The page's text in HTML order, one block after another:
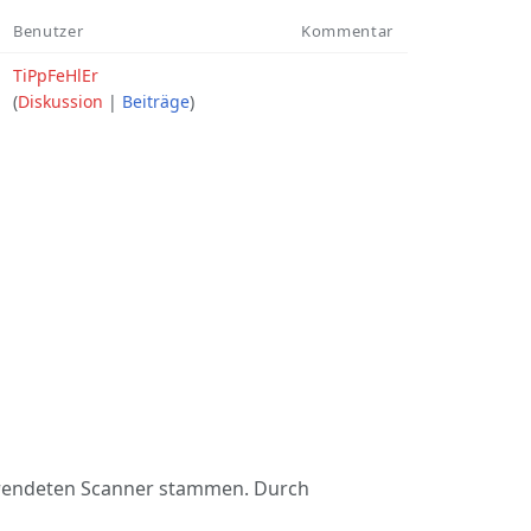
Benutzer Kommentar
TiPpFeHlEr
(Diskussion | Beiträge)
Scanner stammen. Durch